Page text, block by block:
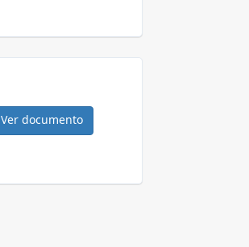
Ver documento